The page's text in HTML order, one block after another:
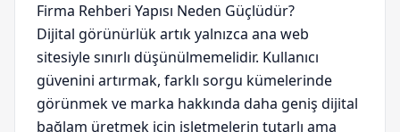
Firma Rehberi Yapısı Neden Güçlüdür?
Dijital görünürlük artık yalnızca ana web
sitesiyle sınırlı düşünülmemelidir. Kullanıcı
güvenini artırmak, farklı sorgu kümelerinde
görünmek ve marka hakkında daha geniş dijital
bağlam üretmek için işletmelerin tutarlı ama